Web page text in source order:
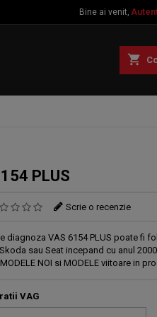
Bine ai venit,
shopping_cart
PLUS
Scrie o recenzie
diagnoza VAS 6154 PLUS poate fi
sau Seat incepand cu anul
NOI si MODELE viitoare in
VAG